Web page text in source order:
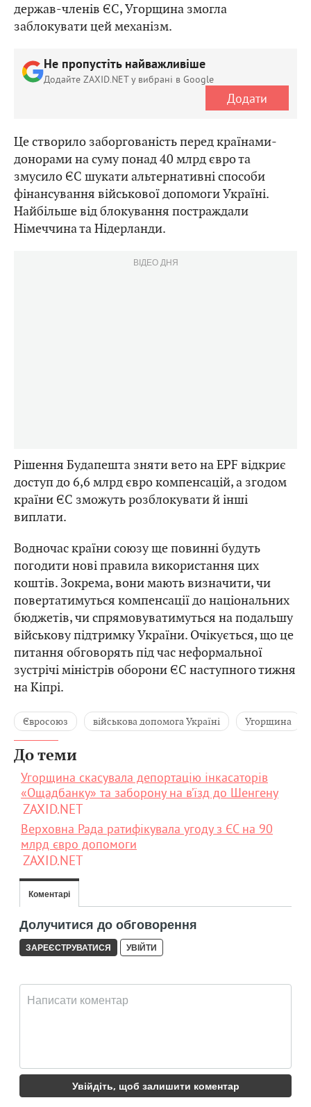
держав-членів ЄС, Угорщина змогла
заблокувати цей механізм.
Не пропустіть найважливіше
Додайте ZAXID.NET у вибрані в Google
Додати
Це створило заборгованість перед країнами-
донорами на суму понад 40 млрд євро та
змусило ЄС шукати альтернативні способи
фінансування військової допомоги Україні.
Найбільше від блокування постраждали
Німеччина та Нідерланди.
ВІДЕО ДНЯ
Рішення Будапешта зняти вето на EPF відкриє
доступ до 6,6 млрд євро компенсацій, а згодом
країни ЄС зможуть розблокувати й інші
виплати.
Водночас країни союзу ще повинні будуть
погодити нові правила використання цих
коштів. Зокрема, вони мають визначити, чи
повертатимуться компенсації до національних
бюджетів, чи спрямовуватимуться на подальшу
військову підтримку України. Очікується, що це
питання обговорять під час неформальної
зустрічі міністрів оборони ЄС наступного тижня
на Кіпрі.
Євросоюз військова допомога Україні Угорщина
До теми
Угорщина скасувала депортацію інкасаторів
«Ощадбанку» та заборону на в’їзд до Шенгену
ZAXID.NET
Верховна Рада ратифікувала угоду з ЄС на 90
млрд євро допомоги
ZAXID.NET